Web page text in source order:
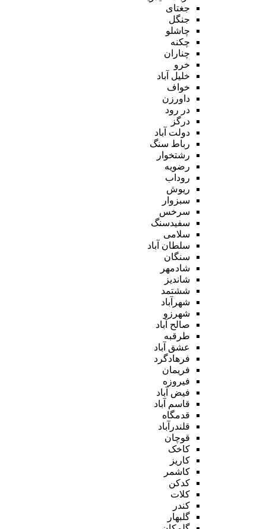
جغتای
جنگل
چاشلو
چکنه
چناران
خرو
خلیل آباد
خواف
داورزن
در رود
درگز
دولت آباد
رباط سنگ
رشتخوار
رضویه
روداب
ریوش
سبزوار
سرخس
سفیدسنگ
سلامی
سلطان آباد
سنگان
شادمهر
شاندیز
ششتمد
شهرآباد
شهرزو
صالح آباد
طرقبه
عشق آباد
فرهادگرد
فریمان
فیروزه
فیض آباد
قاسم آباد
قدمگاه
قلندرآباد
قوچان
کاخک
کاریز
کاشمر
کدکن
کلات
کندر
گلبهار